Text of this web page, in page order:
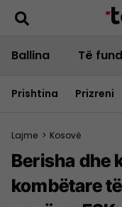
Ballina Të
Prishtina Prizreni
Lajme > Kosovë
Berisha dhe
kombëtare